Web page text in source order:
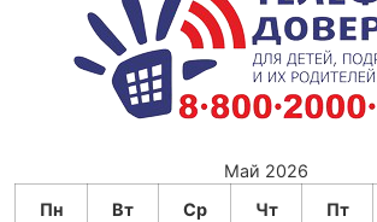
Май 2026
Пн
Вт Ср Чт Пт